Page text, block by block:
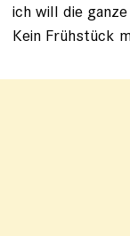
ich will die
Kein Frühstück